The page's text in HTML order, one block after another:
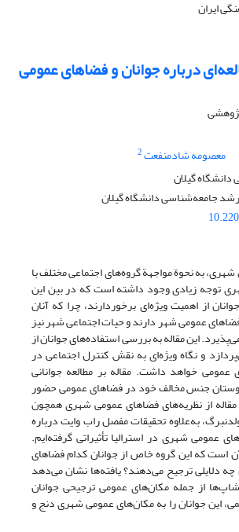
درباره جوانان و فضاهای عمومی‌‌
معصومه شادمنفعت2
گیلان
جامعه‌شناسی دانشگاه گیلان
به نحوة مواجهة گروه‌های اجتماعی مختلف با
توجه زیادی وجود داشته است که در بین این
از اهمیت ویژه‌ای برخوردارند، چرا که آنان
عمومی ‌‌شهر دارند و حیات اجتماعی شهر نیز
این مقاله به بررسی استفاده‌های جوانان از
و نگاه ویژه‌ای به نقش کنترل اجتماعی در
عمومی‌ ‌خواهد داشت. مقاله بر مطالعه جوانانی
جنس مخالف خود در فضاهای عمومی‌‌ حضور
مقاله از نظریه‌های فضاهای عمومی‌ ‌شهری همچون
به‌علاوه تحقیقات مفصل راب وایت درباره
عمومی‌ ‌شهری در استرالیا تأثیراتی گرفته‌ایم.
است که این گروه خاص از جوانان کدام فضاهای
دلایلی ترجیح می‌دهند؟ یافته‌ها نشان می‌دهد
از جمله مکان‌های عمومی ‌‌ترجیحی جوانان
این جوانان را به مکان‌های عمومی‌‌ شهری دنج و